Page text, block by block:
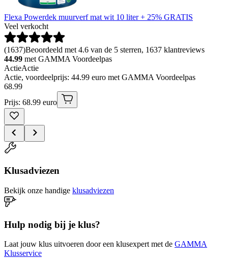
Flexa Powerdek muurverf mat wit 10 liter + 25% GRATIS
Veel verkocht
(1637)Beoordeeld met 4.6 van de 5 sterren, 1637 klantreviews
44.99 met GAMMA Voordeelpas
ActieActie
Actie, voordeelprijs: 44.99 euro met GAMMA Voordeelpas
68.99
Prijs: 68.99 euro
Klusadviezen
Bekijk onze handige klusadviezen
Hulp nodig bij je klus?
Laat jouw klus uitvoeren door een klusexpert met de GAMMA
Klusservice